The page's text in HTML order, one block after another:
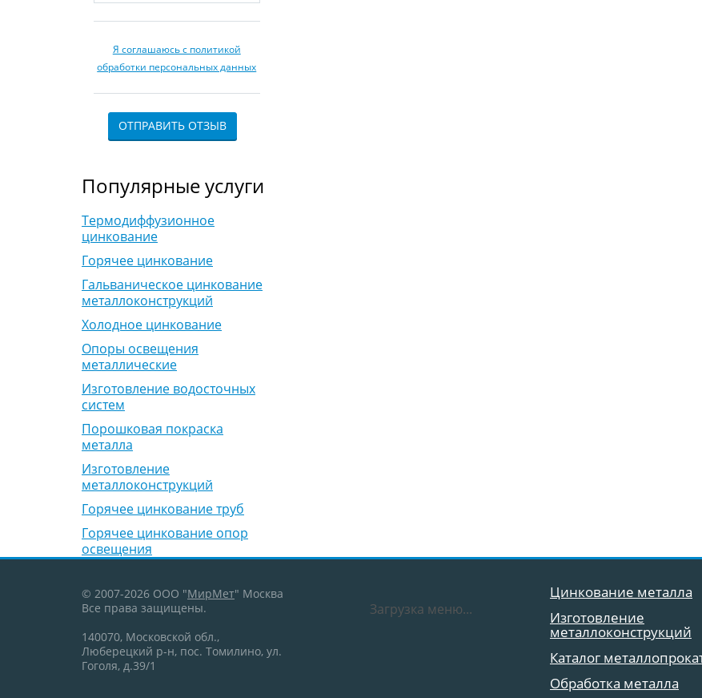
Я соглашаюсь с политикой
обработки персональных данных
ОТПРАВИТЬ ОТЗЫВ
Популярные услуги
Термодиффузионное
цинкование
Горячее цинкование
Гальваническое цинкование
металлоконструкций
Холодное цинкование
Опоры освещения
металлические
Изготовление водосточных
систем
Порошковая покраска
металла
Изготовление
металлоконструкций
Горячее цинкование труб
Горячее цинкование опор
освещения
© 2007-2026 ООО "МирМет" Москва
Все права защищены.
140070, Московской обл.,
Люберецкий р-н, пос. Томилино, ул.
Гоголя, д.39/1
Загрузка меню...
Цинкование металла
Изготовление
металлоконструкций
Каталог
Обработка металла